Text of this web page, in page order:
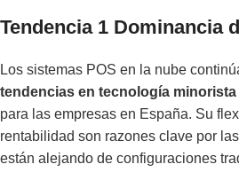
Tendencia 1 Dominancia
Los sistemas POS en la nube
tendencias en tecnología minorista
para las empresas en España. Su
rentabilidad son razones clave por
están alejando de configuraciones